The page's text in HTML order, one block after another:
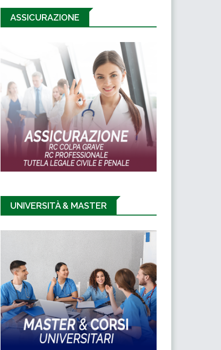
ASSICURAZIONE
UNIVERSITÀ & MASTER